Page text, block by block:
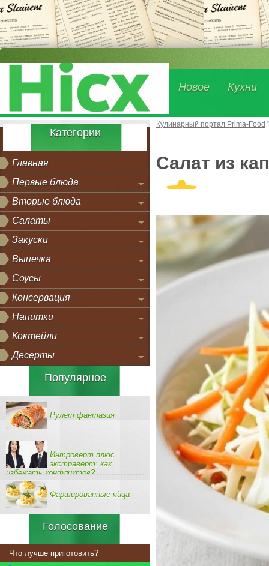
Новое Кухни
Категории
Главная
Первые блюда
Вторые блюда
Салаты
Закуски
Выпечка
Соусы
Консервация
Напитки
Коктейли
Десерты
Популярное
Рулет фантазия
Интроверт плюс
экстраверт: как
избежать конфликтов?
Фаршированные яйца
Голосование
Что лучше приготовить?
Кулинарный портал Prima-Food
Салат из